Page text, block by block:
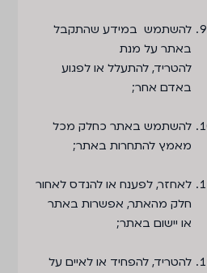
להשתמש במידע שהתקבל
באתר על מנת
להטריד, להתעלל או לפגוע
באדם אחר;
להשתמש באתר כחלק מכל
מאמץ להתחרות באתר;
לאחזר, לפענח או להנדס לאחור
חלק מהאתר, אפשרות באתר
או יישום באתר;
להטריד, להפחיד או לאיים על